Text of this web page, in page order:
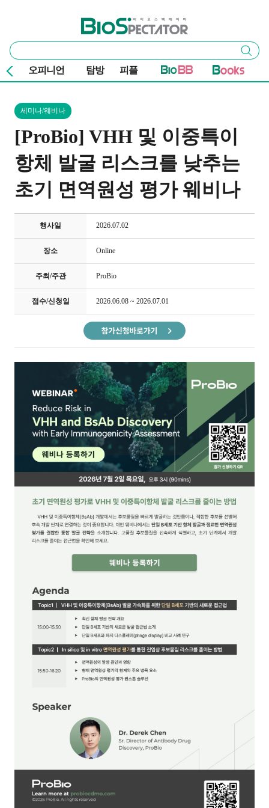
바이오스펙테이터
통
합
검
색
검색
오피니언 탐방 피플
세미나/웨비나
[ProBio] VHH 및 이중특이
항체 발굴 리스크를 낮추는
초기 면역원성 평가 웨비나
행사일 2026.07.02
장소 Online
주최/주관 ProBio
접수/신청일 2026.06.08 ~ 2026.07.01